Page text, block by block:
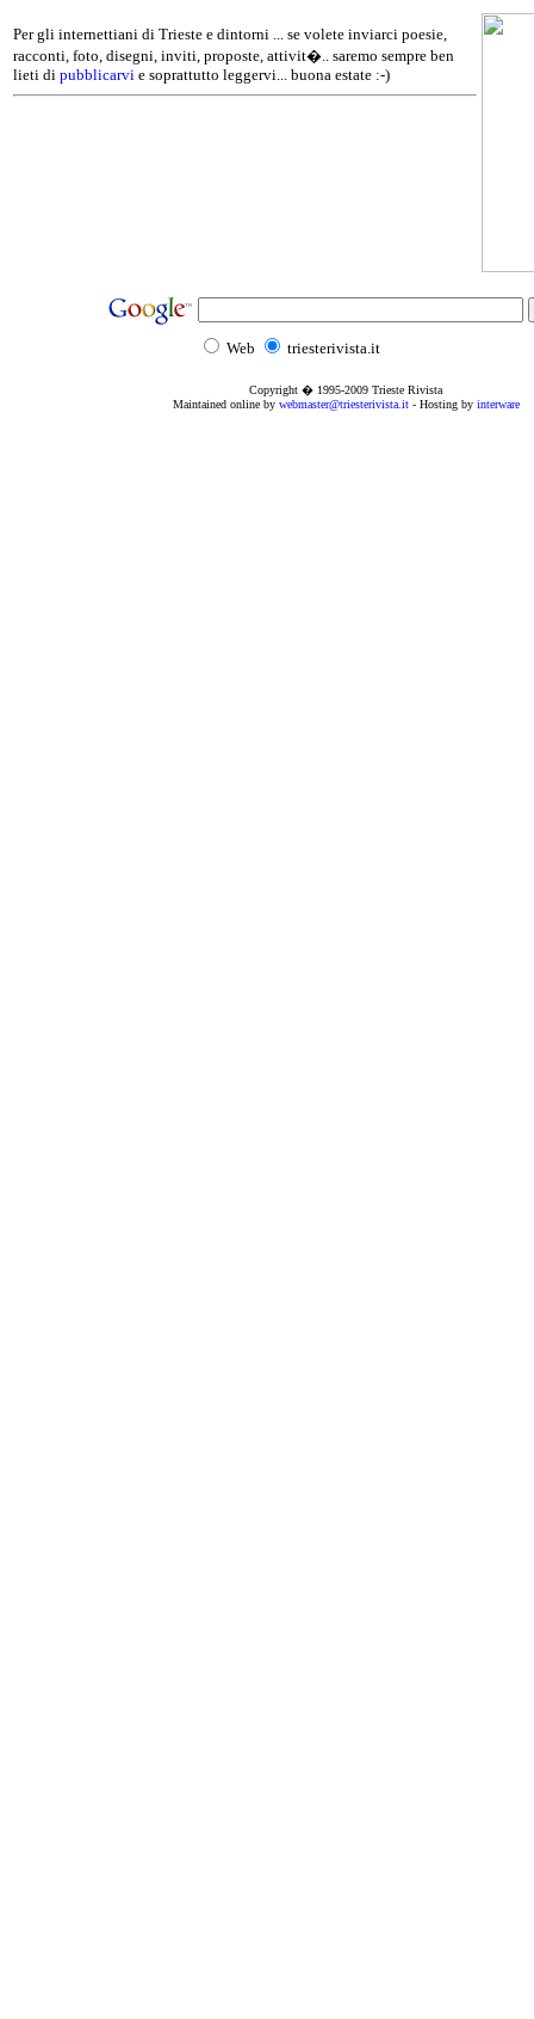
Per gli internettiani di Trieste e dintorni ... se volete inviarci poesie,
racconti, foto, disegni, inviti, proposte, attivit�.. saremo sempre ben
lieti di pubblicarvi e soprattutto leggervi... buona estate :-)
Web triesterivista.it
Copyright � 1995-2009 Trieste Rivista
Maintained online by webmaster@triesterivista.it- Hosting by interware